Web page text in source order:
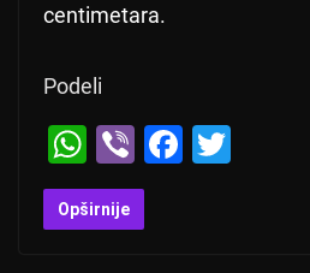
centimetara.
Podeli
W
h
at
Vi
b
er
F
Opširnije